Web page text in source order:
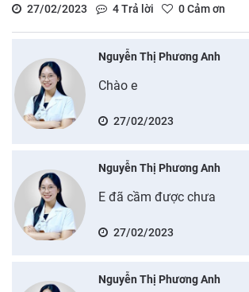
27/02/2023
4Trả lời 0Cảm ơn
Nguyễn Thị Phương Anh
Chào e
27/02/2023
Nguyễn Thị Phương Anh
E đã cầm được chưa
27/02/2023
Nguyễn Thị Phương Anh